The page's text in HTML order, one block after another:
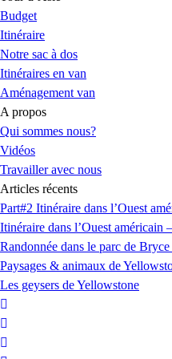
Budget
Itinéraire
Notre sac à dos
Itinéraires en van
Aménagement van
A propos
Qui sommes nous?
Vidéos
Travailler avec nous
Articles récents
Part#2 Itinéraire dans l’Ouest
Itinéraire dans l’Ouest américain
Randonnée dans le parc de
Paysages & animaux de
Les geysers de Yellowstone